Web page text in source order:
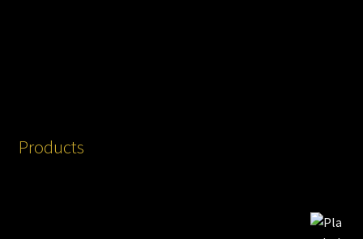
Products